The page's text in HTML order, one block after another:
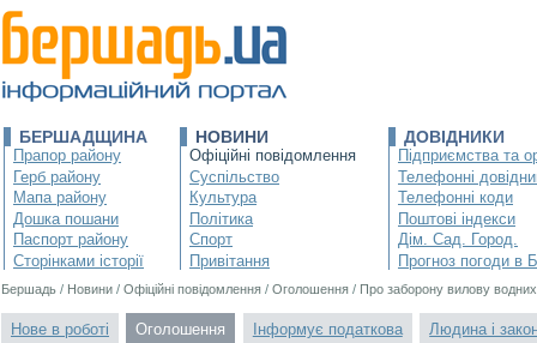
БЕРШАДЩИНА
Прапор району
Герб району
Мапа району
Дошка пошани
Паспорт району
Сторінками історії
НОВИНИ
Офіційні повідомлення
Суспільство
Культура
Політика
Спорт
Привітання
ДОВІДНИКИ
Підприємства та
Телефонні
Телефонні коди
Поштові індекси
Дім. Сад. Город.
Прогноз погоди в
Бершадь / Новини / Офіційні повідомлення / Оголошення / Про заборону вилову
Нове в роботі Оголошення Інформує податкова Людина і